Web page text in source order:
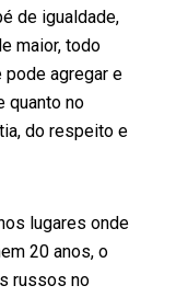
de igualdade,
maior, todo
pode agregar e
quanto no
do respeito e
lugares onde
20 anos, o
russos no